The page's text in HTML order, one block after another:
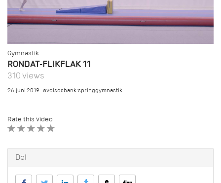
Gymnastik
RONDAT-FLIKFLAK 11
310 views
26. juni 2019 øvelsesbank:springgymnastik
Rate this video
Del